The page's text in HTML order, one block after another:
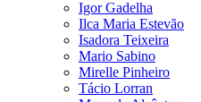
Igor Gadelha
Ilca Maria Estevão
Isadora Teixeira
Mario Sabino
Mirelle Pinheiro
Tácio Lorran